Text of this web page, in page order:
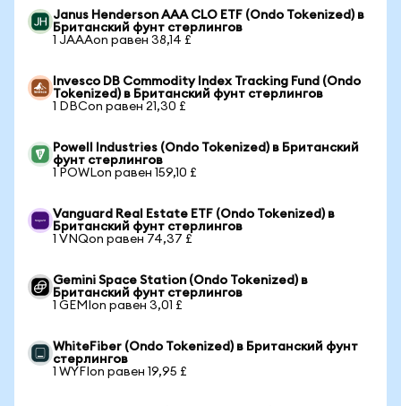
Janus Henderson AAA CLO ETF (Ondo Tokenized) в
Британский фунт стерлингов
1 JAAAon равен 38,14 £
Invesco DB Commodity Index Tracking Fund (Ondo
Tokenized) в Британский фунт стерлингов
1 DBCon равен 21,30 £
Powell Industries (Ondo Tokenized) в Британский
фунт стерлингов
1 POWLon равен 159,10 £
Vanguard Real Estate ETF (Ondo Tokenized) в
Британский фунт стерлингов
1 VNQon равен 74,37 £
Gemini Space Station (Ondo Tokenized) в
Британский фунт стерлингов
1 GEMIon равен 3,01 £
WhiteFiber (Ondo Tokenized) в Британский фунт
стерлингов
1 WYFIon равен 19,95 £